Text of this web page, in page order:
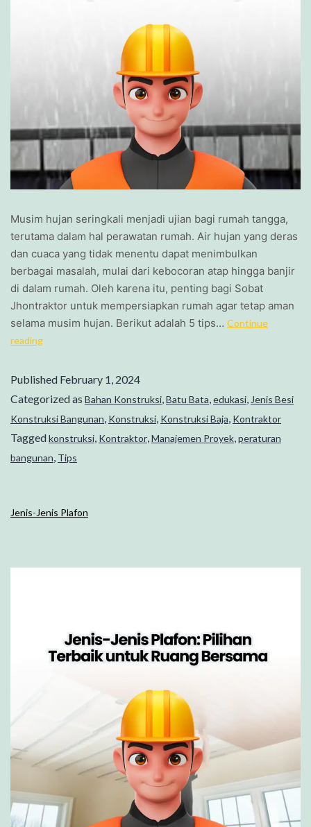
Musim hujan seringkali menjadi ujian bagi rumah tangga,
terutama dalam hal perawatan rumah. Air hujan yang deras
dan cuaca yang tidak menentu dapat menimbulkan
berbagai masalah, mulai dari kebocoran atap hingga banjir
di dalam rumah. Oleh karena itu, penting bagi Sobat
Jhontraktor untuk mempersiapkan rumah agar tetap aman
selama musim hujan. Berikut adalah 5 tips… Continue
reading
Published February 1, 2024
Categorized as Bahan Konstruksi Batu Bata edukasi Jenis Besi
Konstruksi Bangunan Konstruksi Konstruksi Baja Kontraktor
Taggedkonstruksi Kontraktor Manajemen Proyek peraturan
bangunan Tips
Jenis-Jenis Plafon